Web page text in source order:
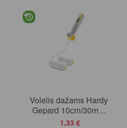
Volelis dažams Hardy
Gepard 10cm/30mm
(0120-153010)
1,33 €